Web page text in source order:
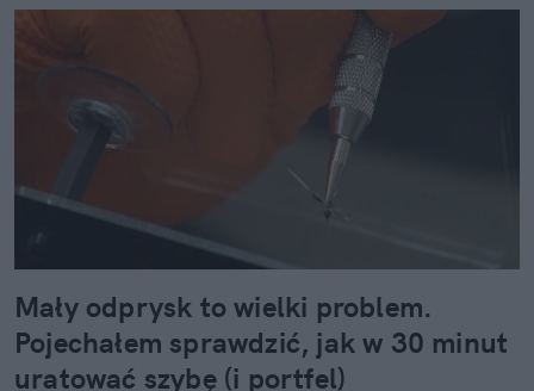
Mały odprysk to wielki problem.
Pojechałem sprawdzić, jak w 30 minut
uratować szybę (i portfel)